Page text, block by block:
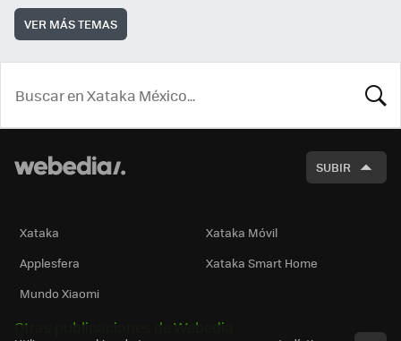
VER MÁS TEMAS
SUBIR
Xataka
Xataka Móvil
Applesfera
Xataka Smart Home
Mundo Xiaomi
Otras publicaciones de Webedia